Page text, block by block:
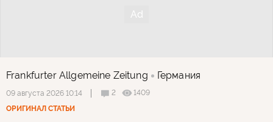
Frankfurter Allgemeine Zeitung Германия
09 августа 2026 10:14 2
1409
ОРИГИНАЛ СТАТЬИ